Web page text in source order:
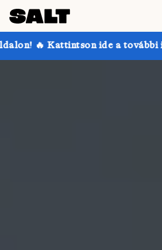
ide a további információkért.